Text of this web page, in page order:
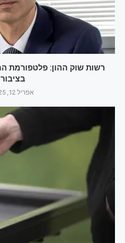
רשות שוק ההון: פלטפורמת
בציבור
אפריל 12, 2025